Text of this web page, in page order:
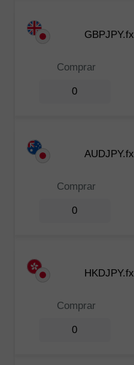
GBPJPY.fx
Comprar
0
AUDJPY.fx
Comprar
0
HKDJPY.fx
Comprar
0